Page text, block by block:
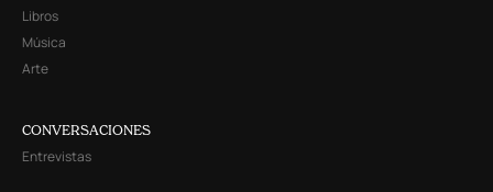
Libros
Música
Arte
CONVERSACIONES
Entrevistas